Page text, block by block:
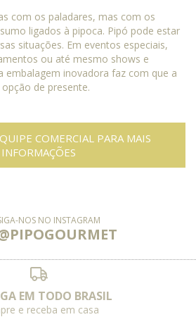
com os paladares, mas com os
ligados à pipoca. Pipó pode estar
situações. Em eventos especiais,
ou até mesmo shows e
embalagem inovadora faz com que a
de presente.
COMERCIAL PARA MAIS
INFORMAÇÕES
NOS NO INSTAGRAM
EM TODO BRASIL
e receba em casa